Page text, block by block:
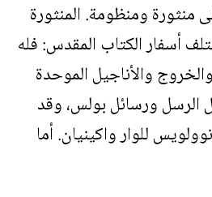
منثورة ومنظومة. المنثورة
أسفار الكتاب المقدس: فله
والأناجيل الموحدة
ورسائل بولس، وقد
للوار واكينيان. أما